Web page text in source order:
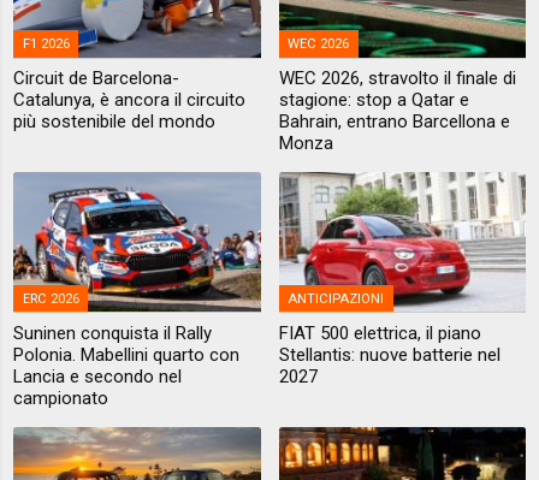
F1 2026
Circuit de Barcelona-
Catalunya, è ancora il circuito
più sostenibile del mondo
WEC 2026
WEC 2026, stravolto il finale di
stagione: stop a Qatar e
Bahrain, entrano Barcellona e
Monza
ERC 2026
Suninen conquista il Rally
Polonia. Mabellini quarto con
Lancia e secondo nel
campionato
ANTICIPAZIONI
FIAT 500 elettrica, il piano
Stellantis: nuove batterie nel
2027